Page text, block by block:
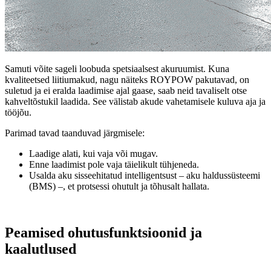
Samuti võite sageli loobuda spetsiaalsest akuruumist. Kuna
kvaliteetsed liitiumakud, nagu näiteks ROYPOW pakutavad, on
suletud ja ei eralda laadimise ajal gaase, saab neid tavaliselt otse
kahveltõstukil laadida. See välistab akude vahetamisele kuluva aja ja
tööjõu.
Parimad tavad taanduvad järgmisele:
Laadige alati, kui vaja või mugav.
Enne laadimist pole vaja täielikult tühjeneda.
Usalda aku sisseehitatud intelligentsust – aku haldussüsteemi
(BMS) –, et protsessi ohutult ja tõhusalt hallata.
Peamised ohutusfunktsioonid ja
kaalutlused